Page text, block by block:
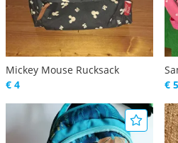
Mickey Mouse Rucksack
€ 4
€ 5